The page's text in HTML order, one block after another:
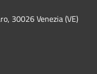
30026 Venezia (VE)